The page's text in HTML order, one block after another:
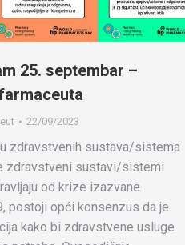
25. septembar –
22/09/2023
zdravstvenih sustava/sistema
zdravstveni sustavi/sistemi
od krize izazvane
postoji opći konsenzus da je
kako bi zdravstvene usluge